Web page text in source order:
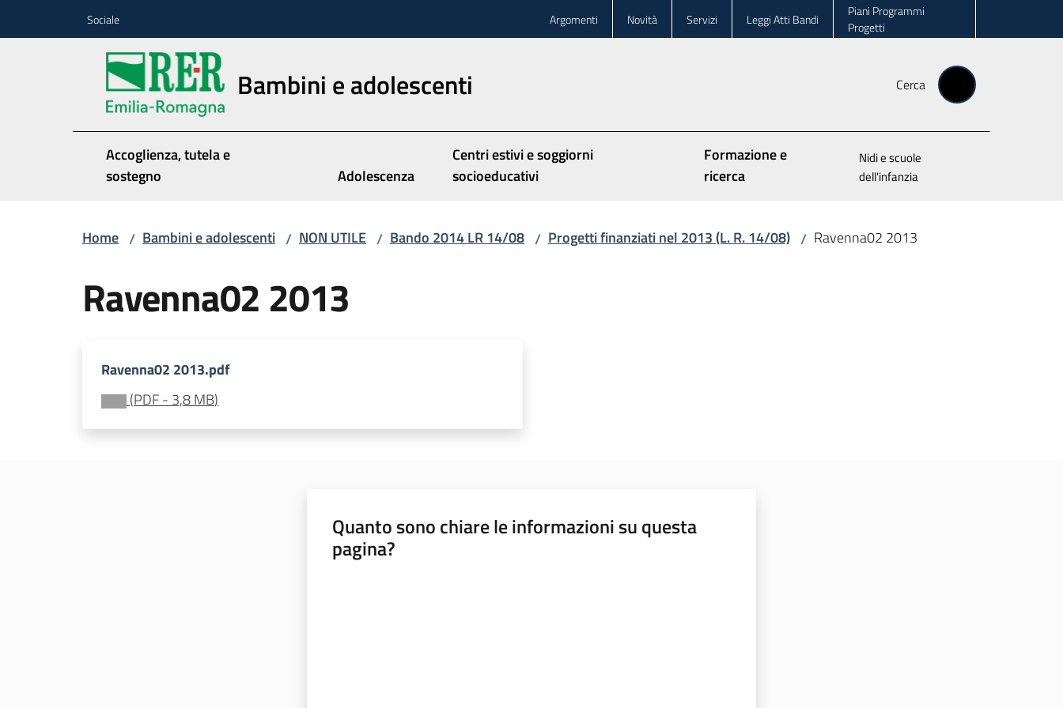
Sociale Argomenti Novità Servizi Leggi Atti Bandi
Piani Programmi
Progetti
Bambini e adolescenti Cerca
Accoglienza, tutela e
sostegno
Adolescenza
Centri estivi e soggiorni
socioeducativi
Formazione e
ricerca
Nidi e scuole
dell'infanzia
Home / Bambini e adolescenti / NON UTILE / Bando 2014 LR 14/08 / Progetti finanziati nel 2013 (L. R. 14/08) / Ravenna02 2013
Ravenna02 2013
Ravenna02 2013.pdf
(PDF- 3,8 MB)
Quanto sono chiare le informazioni su questa
pagina?